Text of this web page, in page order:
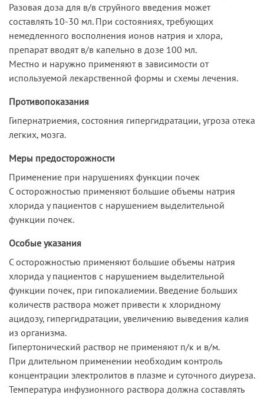
Разовая доза для в/в струйного введения может
составлять 10-30 мл. При состояниях, требующих
немедленного восполнения ионов натрия и хлора,
препарат вводят в/в капельно в дозе 100 мл.
Местно и наружно применяют в зависимости от
используемой лекарственной формы и схемы лечения.
Противопоказания
Гипернатриемия, состояния гипергидратации, угроза отека
легких, мозга.
Меры предосторожности
Применение при нарушениях функции почек
С осторожностью применяют большие объемы натрия
хлорида у пациентов с нарушением выделительной
функции почек.
Особые указания
С осторожностью применяют большие объемы натрия
хлорида у пациентов с нарушением выделительной
функции почек, при гипокалиемии. Введение больших
количеств раствора может привести к хлоридному
ацидозу, гипергидратации, увеличению выведения калия
из организма.
Гипертонический раствор не применяют п/к и в/м.
При длительном применении необходим контроль
концентрации электролитов в плазме и суточного диуреза.
Температура инфузионного раствора должна составлять